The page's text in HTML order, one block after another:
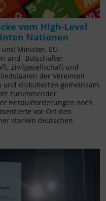
vom High-Level
Nationen
Minister, EU-
und -Botschafter,
Zivilgesellschaft und
der Vereinten
und diskutierten gemeinsam
zunehmender
Herausforderungen noch
vor Ort den
starken deutschen